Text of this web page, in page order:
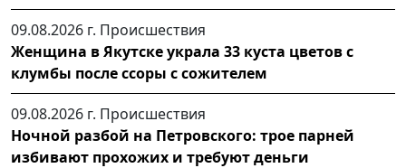
09.08.2026 г. Происшествия
Женщина в Якутске украла 33 куста цветов с
клумбы после ссоры с сожителем
09.08.2026 г. Происшествия
Ночной разбой на Петровского: трое парней
избивают прохожих и требуют деньги